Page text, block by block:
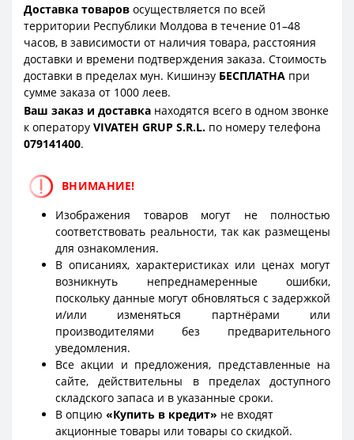
Доставка товаров осуществляется по всей
территории Республики Молдова в течение 01–48
часов, в зависимости от наличия товара, расстояния
доставки и времени подтверждения заказа. Стоимость
доставки в пределах мун. Кишинэу БЕСПЛАТНА при
сумме заказа от 1000 леев.
Ваш заказ и доставка находятся всего в одном звонке
к оператору VIVATEH GRUP S.R.L. по номеру телефона
079141400.
ВНИМАНИЕ!
Изображения товаров могут не полностью
соответствовать реальности, так как размещены
для ознакомления.
В описаниях, характеристиках или ценах могут
возникнуть непреднамеренные ошибки,
поскольку данные могут обновляться с задержкой
и/или изменяться партнёрами или
производителями без предварительного
уведомления.
Все акции и предложения, представленные на
сайте, действительны в пределах доступного
складского запаса и в указанные сроки.
В опцию «Купить в кредит» не входят
акционные товары или товары со скидкой.